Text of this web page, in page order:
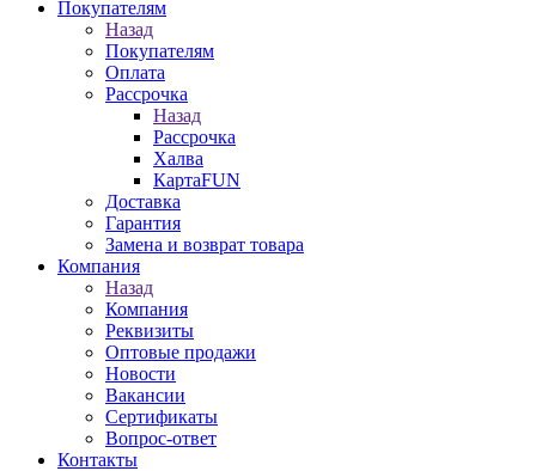
Покупателям
Назад
Покупателям
Оплата
Рассрочка
Назад
Рассрочка
Халва
КартаFUN
Доставка
Гарантия
Замена и возврат товара
Компания
Назад
Компания
Реквизиты
Оптовые продажи
Новости
Вакансии
Сертификаты
Вопрос-ответ
Контакты